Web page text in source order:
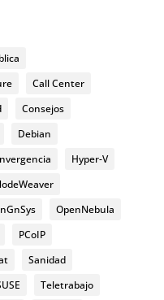
Call Center
Consejos
Debian
Hyper-V
OpenNebula
PCoIP
Sanidad
Teletrabajo